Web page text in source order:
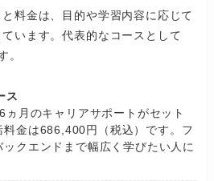
料金は、目的や学習内容に応じて
います。代表的なコースとして
。
ス
ヵ月のキャリアサポートがセット
料金は686,400円（税込）です。フ
クエンドまで幅広く学びたい人に